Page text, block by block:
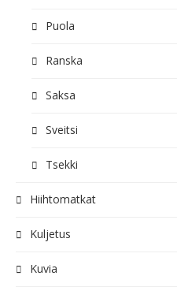
Puola
Ranska
Saksa
Sveitsi
Tsekki
Hiihtomatkat
Kuljetus
Kuvia